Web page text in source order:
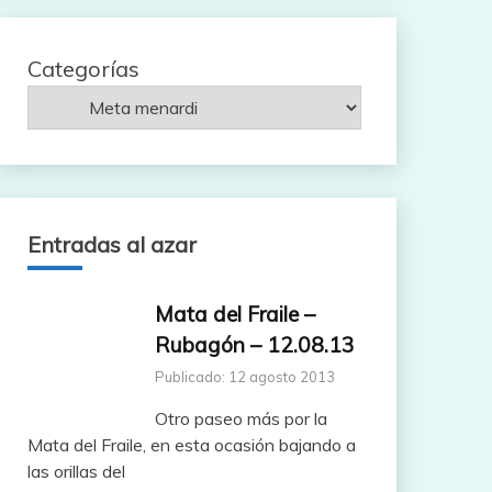
Categorías
Entradas al azar
Mata del Fraile –
Rubagón – 12.08.13
Publicado: 12 agosto 2013
Otro paseo más por la
Mata del Fraile, en esta ocasión bajando a
las orillas del